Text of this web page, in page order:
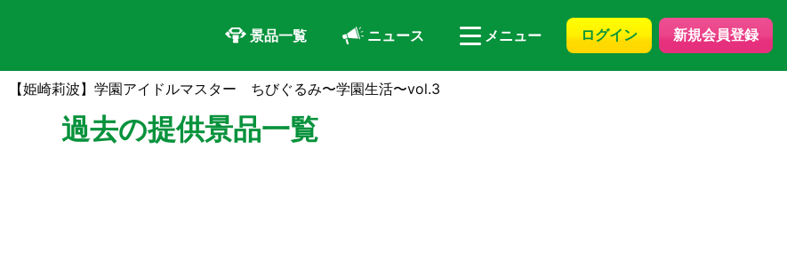
景品一覧 ニュース メニュー ログイン 新規会員登録
【姫崎莉波】学園アイドルマスター ちびぐるみ〜学園生活〜vol.3
過去の提供景品一覧